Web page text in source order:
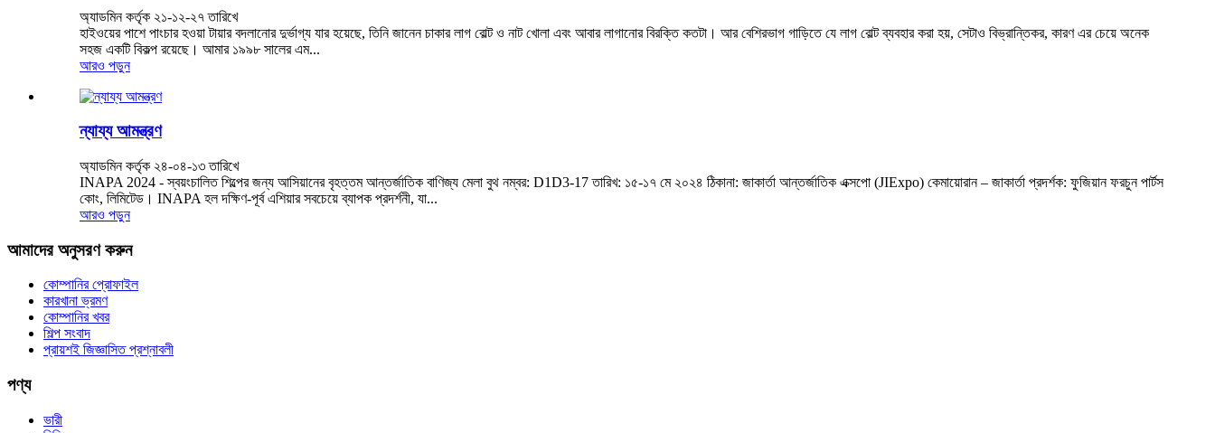
অ্যাডমিন কর্তৃক ২১-১২-২৭ তারিখে
হাইওয়ের পাশে পাংচার হওয়া টায়ার বদলানোর দুর্ভাগ্য যার হয়েছে, তিনি জানেন চাকার লাগ বোল্ট ও নাট খোলা এবং আবার লাগানোর বিরক্তি কতটা। আর বেশিরভাগ গাড়িতে যে লাগ বোল্ট ব্যবহার করা হয়, সেটাও বিভ্রান্তিকর, কারণ এর চেয়ে অনেক
সহজ একটি বিকল্প রয়েছে। আমার ১৯৯৮ সালের এম...
আরও পড়ুন
ন্যায্য আমন্ত্রণ
অ্যাডমিন কর্তৃক ২৪-০৪-১৩ তারিখে
INAPA 2024 - স্বয়ংচালিত শিল্পের জন্য আসিয়ানের বৃহত্তম আন্তর্জাতিক বাণিজ্য মেলা বুথ নম্বর: D1D3-17 তারিখ: ১৫-১৭ মে ২০২৪ ঠিকানা: জাকার্তা আন্তর্জাতিক এক্সপো (JIExpo) কেমায়োরান – জাকার্তা প্রদর্শক: ফুজিয়ান ফরচুন পার্টস
কোং, লিমিটেড। INAPA হল দক্ষিণ-পূর্ব এশিয়ার সবচেয়ে ব্যাপক প্রদর্শনী, যা...
আরও পড়ুন
আমাদের অনুসরণ করুন
কোম্পানির প্রোফাইল
কারখানা ভ্রমণ
কোম্পানির খবর
শিল্প সংবাদ
প্রায়শই জিজ্ঞাসিত প্রশ্নাবলী
পণ্য
ভারী